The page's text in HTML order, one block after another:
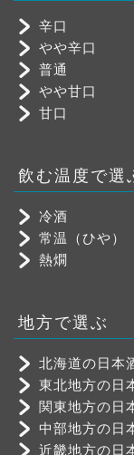
辛口
やや辛口
普通
やや甘口
甘口
飲む温度で選
冷酒
常温（ひや）
熱燗
地方で選ぶ
北海道の日本
東北地方の日
関東地方の日
中部地方の日
近畿地方の日